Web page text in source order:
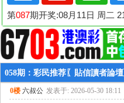
058期：彩民推荐〖貼信讀者論壇
0楼 六叔公 发表于: 2026-05-30 18:11